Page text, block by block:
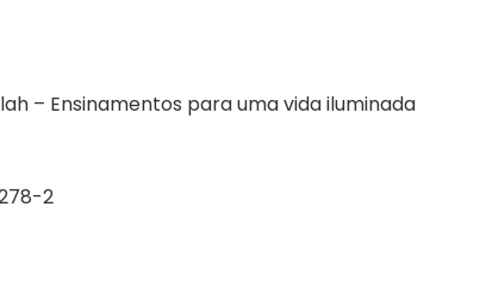
– Ensinamentos para uma vida iluminada
2